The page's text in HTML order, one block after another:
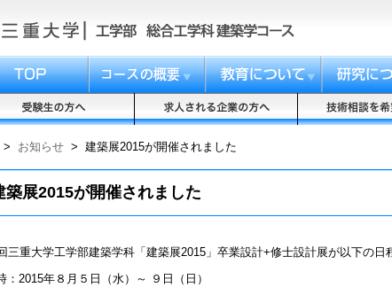
> お知らせ > 建築展2015が開催されました
築展2015が開催されました
三重大学工学部建築学科「建築展2015」卒業設計+修士設計展が以下の日
2015年８月５日（水）～ ９日（日）